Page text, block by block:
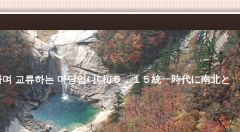
교류하는 마당입니다//６．１５統一時代に南北と